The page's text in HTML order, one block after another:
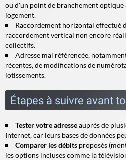
ou d'un point de branchement
logement.
Raccordement horizontal effectué
raccordement vertical non encore
collectifs.
Adresse mal référencée,
récentes, de modifications de
lotissements.
Étapes à suivre avant
Tester votre adresseauprès de
Internet, car leurs bases de données
Comparer les débits proposés
les options incluses comme la